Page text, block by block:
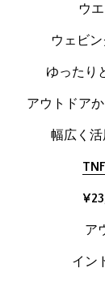
ウ
ウェビ
ゆったり
アウトドア
幅広く活
ア
イン